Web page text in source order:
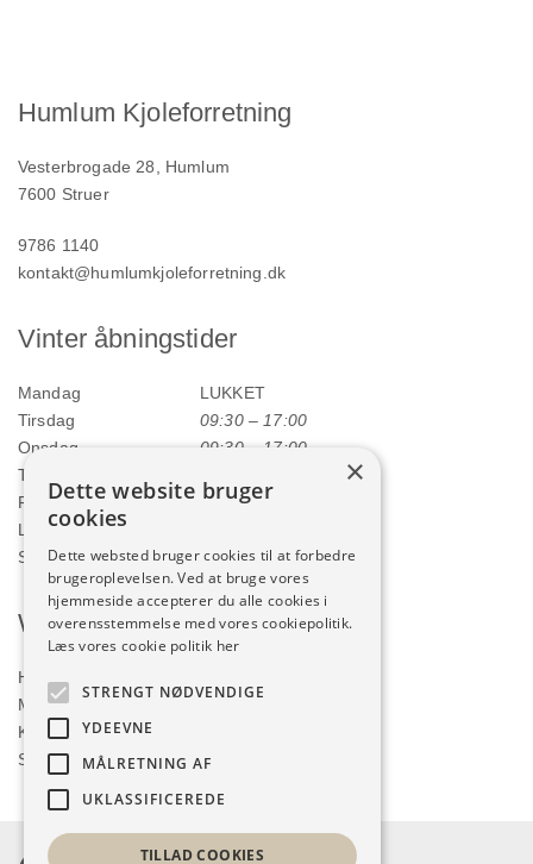
Humlum Kjoleforretning
Vesterbrogade 28, Humlum
7600 Struer
9786 1140
kontakt@humlumkjoleforretning.dk
Vinter åbningstider
Mandag
LUKKET
Tirsdag
09:30 – 17:00
Onsdag
09:30 – 17:00
Torsdag
Fredag
09:30 – 17:00
Lørdag
Søndag
LUKKET
Webshop
Handelsbetingelser
Min konto
Kurv
Shop
×
Dette website bruger
cookies
Dette websted bruger cookies til at forbedre
brugeroplevelsen. Ved at bruge vores
hjemmeside accepterer du alle cookies i
overensstemmelse med vores cookiepolitik.
Læs vores cookie politik her
STRENGT NØDVENDIGE
YDEEVNE
MÅLRETNING AF
UKLASSIFICEREDE
TILLAD COOKIES